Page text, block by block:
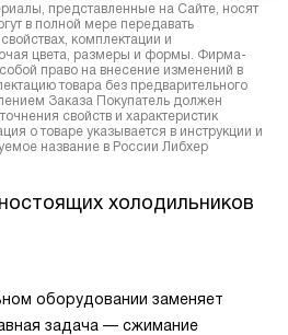
представленные на Сайте, носят
в полной мере передавать
комплектации и
цвета, размеры и формы. Фирма-
право на внесение изменений в
товара без предварительного
Заказа Покупатель должен
свойств и характеристик
о товаре указывается в инструкции и
название в России Либхер
холодильников
оборудовании заменяет
задача — сжимание